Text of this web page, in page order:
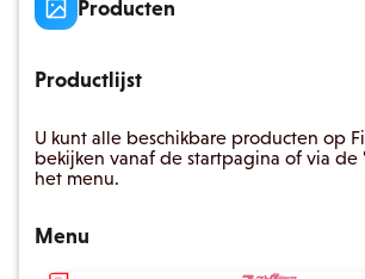
Producten
Productlijst
U kunt alle beschikbare producten op
bekijken vanaf de startpagina of via de
het menu.
Menu